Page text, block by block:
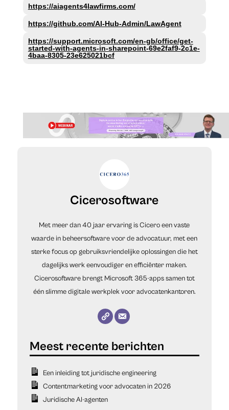
https://aiagents4lawfirms.com/
https://github.com/AI-Hub-Admin/LawAgent
https://support.microsoft.com/en-gb/office/get-
started-with-agents-in-sharepoint-69e2faf9-2c1e-
4baa-8305-23e625021bcf
Cicerosoftware
Met meer dan 40 jaar ervaring is Cicero een vaste
waarde in beheersoftware voor de advocatuur, met een
sterke focus op gebruiksvriendelijke oplossingen die het
dagelijks werk eenvoudiger en efficiënter maken.
Cicerosoftware brengt Microsoft 365-apps samen tot
één slimme digitale werkplek voor advocatenkantoren.
Een inleiding tot juridische engineering
Contentmarketing voor advocaten in 2026
Juridische AI-agenten